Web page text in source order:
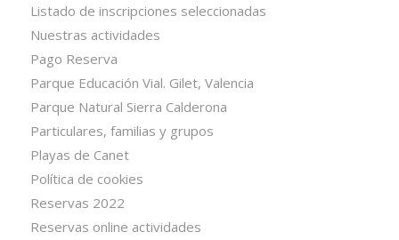
Listado de inscripciones seleccionadas
Nuestras actividades
Pago Reserva
Parque Educación Vial. Gilet, Valencia
Parque Natural Sierra Calderona
Particulares, familias y grupos
Playas de Canet
Política de cookies
Reservas 2022
Reservas online actividades